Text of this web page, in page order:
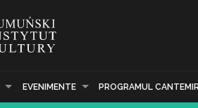
EVENIMENTE PROGRAMUL